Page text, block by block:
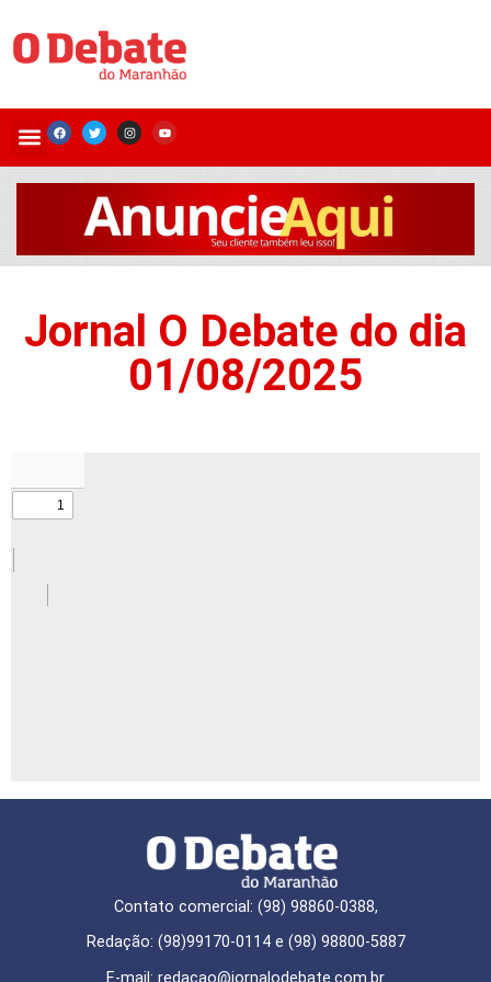
Jornal O Debate do dia
01/08/2025
Contato comercial: (98) 98860-0388,
Redação: (98)99170-0114 e (98) 98800-5887
E-mail: redaçao@jornalodebate.com.br